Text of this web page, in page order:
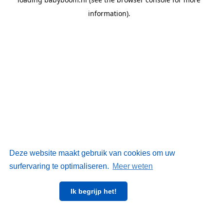
Deze website maakt gebruik van cookies om uw
surfervaring te optimaliseren. Meer weten
Ik begrijp het!
information).